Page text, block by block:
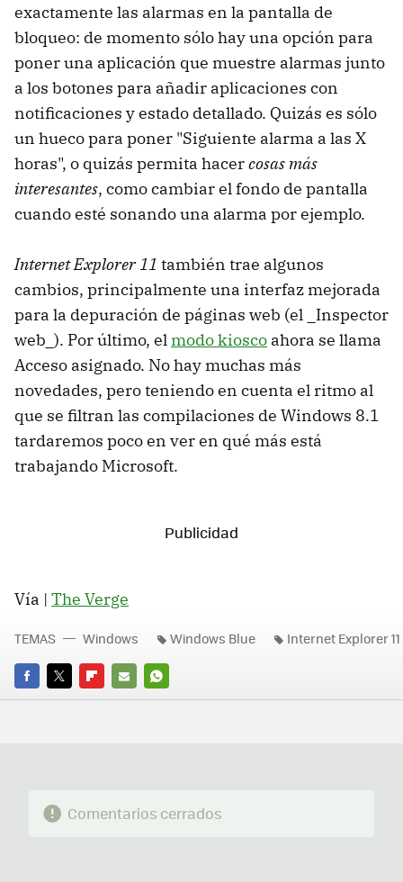
exactamente las alarmas en la pantalla de
bloqueo: de momento sólo hay una opción para
poner una aplicación que muestre alarmas junto
a los botones para añadir aplicaciones con
notificaciones y estado detallado. Quizás es sólo
un hueco para poner "Siguiente alarma a las X
horas", o quizás permita hacercosas más
interesantes, como cambiar el fondo de pantalla
cuando esté sonando una alarma por ejemplo.
Internet Explorer 11 también trae algunos
cambios, principalmente una interfaz mejorada
para la depuración de páginas web (el _Inspector
web_). Por último, el modo kiosco ahora se llama
Acceso asignado. No hay muchas más
novedades, pero teniendo en cuenta el ritmo al
que se filtran las compilaciones de Windows 8.1
tardaremos poco en ver en qué más está
trabajando Microsoft.
Vía | The Verge
FACEBOOK
TWITTERFLIPBOARD
E-
WHATSAPP
TEMAS Windows Windows Blue Internet Explorer 11
Comentarios cerrados